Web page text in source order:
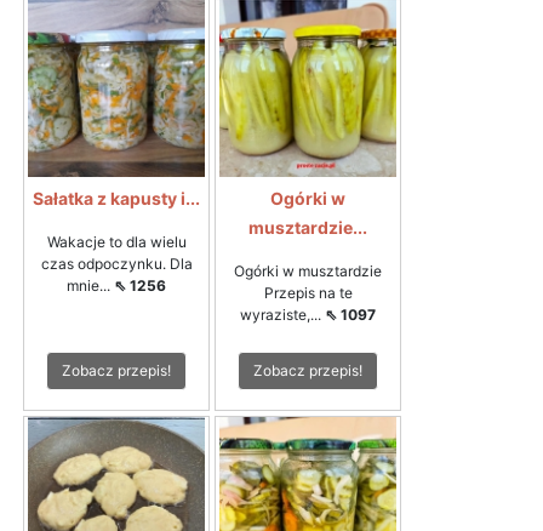
Sałatka z kapusty i...
Wakacje to dla wielu
czas odpoczynku. Dla
mnie... ⇖ 1256
Zobacz przepis!
Ogórki w
musztardzie...
Ogórki w musztardzie
Przepis na te
wyraziste,... ⇖ 1097
Zobacz przepis!